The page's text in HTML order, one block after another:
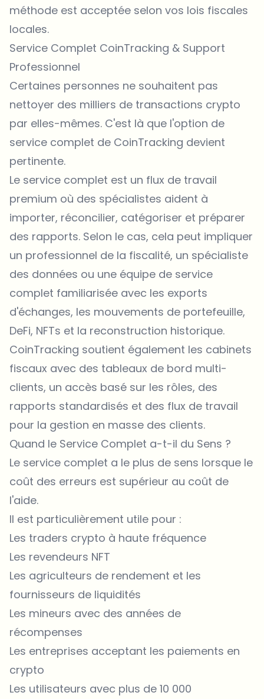
méthode est acceptée selon vos lois fiscales
locales.
Service Complet CoinTracking & Support
Professionnel
Certaines personnes ne souhaitent pas
nettoyer des milliers de transactions crypto
par elles-mêmes. C'est là que l'option de
service complet de CoinTracking devient
pertinente.
Le service complet est un flux de travail
premium où des spécialistes aident à
importer, réconcilier, catégoriser et préparer
des rapports. Selon le cas, cela peut impliquer
un professionnel de la fiscalité, un spécialiste
des données ou une équipe de service
complet familiarisée avec les exports
d'échanges, les mouvements de portefeuille,
DeFi, NFTs et la reconstruction historique.
CoinTracking soutient également les cabinets
fiscaux avec des tableaux de bord multi-
clients, un accès basé sur les rôles, des
rapports standardisés et des flux de travail
pour la gestion en masse des clients.
Quand le Service Complet a-t-il du Sens ?
Le service complet a le plus de sens lorsque le
coût des erreurs est supérieur au coût de
l'aide.
Il est particulièrement utile pour :
Les traders crypto à haute fréquence
Les revendeurs NFT
Les agriculteurs de rendement et les
fournisseurs de liquidités
Les mineurs avec des années de
récompenses
Les entreprises acceptant les paiements en
crypto
Les utilisateurs avec plus de 10 000